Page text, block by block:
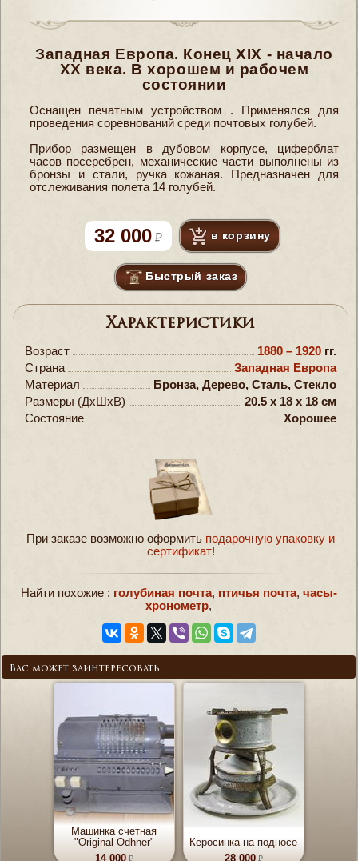
Западная Европа. Конец XIX - начало
XX века. В хорошем и рабочем
состоянии
Оснащен печатным устройством . Применялся для
проведения соревнований среди почтовых голубей.
Прибор размещен в дубовом корпусе, циферблат
часов посеребрен, механические части выполнены из
бронзы и стали, ручка кожаная. Предназначен для
отслеживания полета 14 голубей.
32 000 в корзину
Быстрый заказ
Характеристики
Возраст 1880 – 1920 гг.
Страна
Западная Европа
Материал
Бронза, Дерево, Сталь, Стекло
Размеры (ДxШxВ)
20.5 x 18 x 18 см
Состояние
Хорошее
При заказе возможно оформить подарочную упаковку и
сертификат!
Найти похожие : голубиная почта, птичья почта, часы-
хронометр,
Вас может заинтересовать
Машинка счетная
"Original Odhner"
14 000
Керосинка на подносе
28 000